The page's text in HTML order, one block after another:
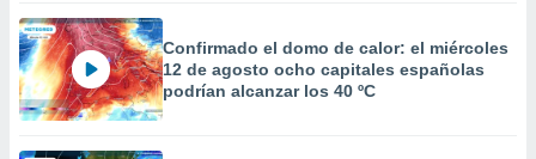
Confirmado el domo de calor: el miércoles
12 de agosto ocho capitales españolas
podrían alcanzar los 40 ºC